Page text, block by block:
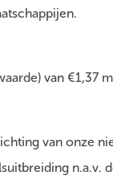
van €1,37
van onze
n.a.v.